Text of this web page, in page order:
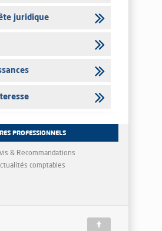
juridique
PROFESSIONNELS
& Recommandations
comptables